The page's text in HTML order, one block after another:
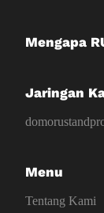
Mengapa
Jaringan
Menu
Tentang Kami